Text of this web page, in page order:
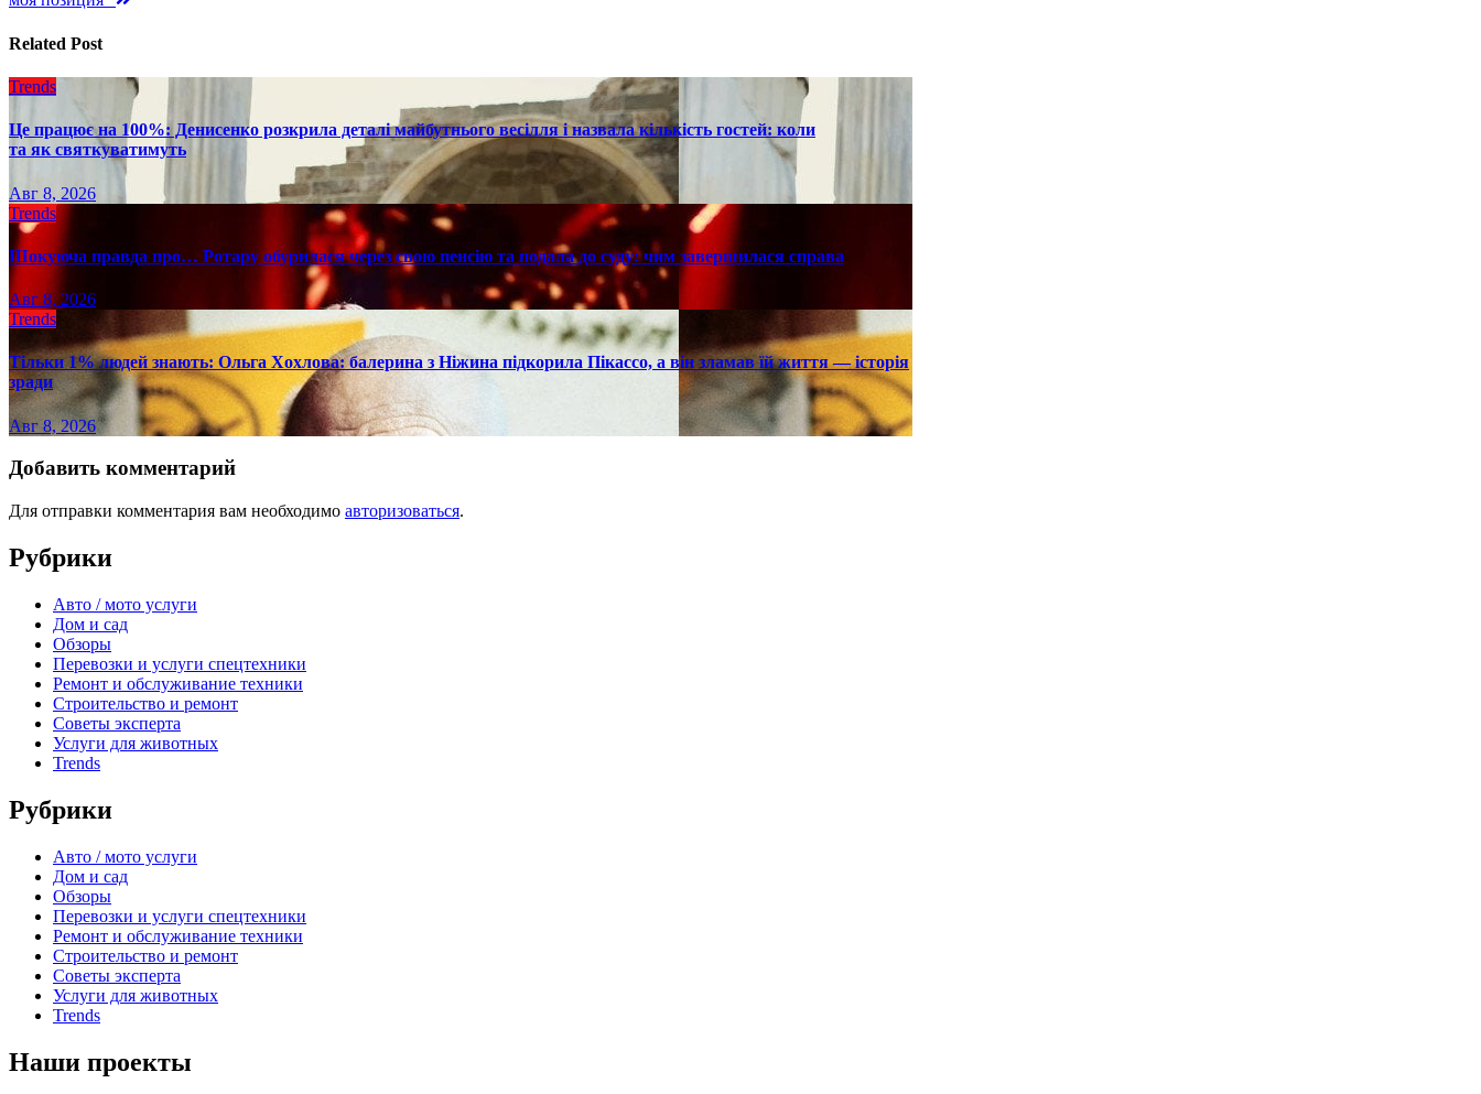
Related Post
Trends
Це працює на 100%: Денисенко розкрила деталі майбутнього весілля і назвала кількість гостей: коли
та як святкуватимуть
Авг 8, 2026
Trends
Шокуюча правда про… Ротару обурилася через свою пенсію та подала до суду: чим завершилася справа
Авг 8, 2026
Trends
Тільки 1% людей знають: Ольга Хохлова: балерина з Ніжина підкорила Пікассо, а він зламав їй життя — історія
зради
Авг 8, 2026
Добавить комментарий
Для отправки комментария вам необходимо авторизоваться.
Рубрики
Авто / мото услуги
Дом и сад
Обзоры
Перевозки и услуги спецтехники
Ремонт и обслуживание техники
Строительство и ремонт
Советы эксперта
Услуги для животных
Trends
Рубрики
Авто / мото услуги
Дом и сад
Обзоры
Перевозки и услуги спецтехники
Ремонт и обслуживание техники
Строительство и ремонт
Советы эксперта
Услуги для животных
Trends
Наши проекты